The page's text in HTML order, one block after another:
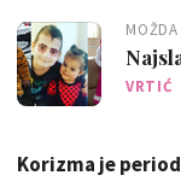
VRTIĆ
Korizma je